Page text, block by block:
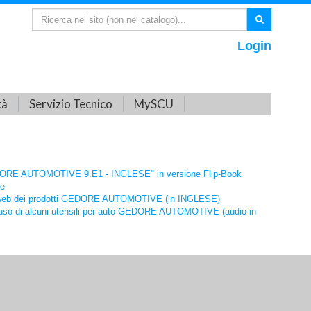
Login
Servizio Tecnico MySCU
AUTOMOTIVE 9.E1 - INGLESE" in versione Flip-Book
dei prodotti GEDORE AUTOMOTIVE (in INGLESE)
di alcuni utensili per auto GEDORE AUTOMOTIVE (audio in